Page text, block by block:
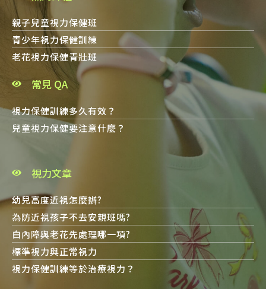
親子兒童視力保健班
青少年視力保健訓練
老花視力保健青壯班
常見 QA
視力保健訓練多久有效？
兒童視力保健要注意什麼？
視力文章
幼兒高度近視怎麼辦?
為防近視孩子不去安親班嗎?
白內障與老花先處理哪一項?
標準視力與正常視力
視力保健訓練等於治療視力？